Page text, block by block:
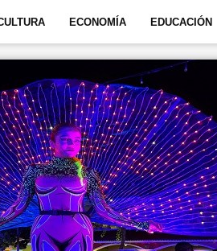
ECONOMÍA EDUCACIÓN